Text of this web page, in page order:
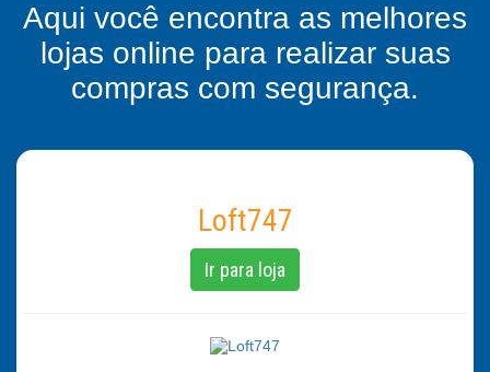
Aqui você encontra as melhores
lojas online para realizar suas
compras com segurança.
Loft747
Ir para loja